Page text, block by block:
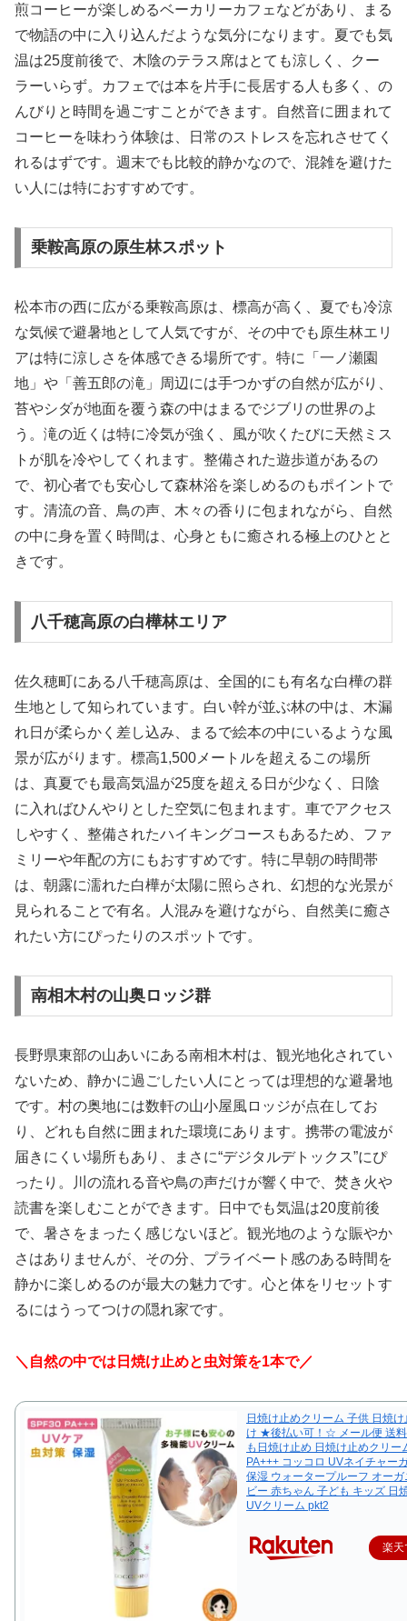
煎コーヒーが楽しめるベーカリーカフェなどがあり、まる
で物語の中に入り込んだような気分になります。夏でも気
温は25度前後で、木陰のテラス席はとても涼しく、クー
ラーいらず。カフェでは本を片手に長居する人も多く、の
んびりと時間を過ごすことができます。自然音に囲まれて
コーヒーを味わう体験は、日常のストレスを忘れさせてく
れるはずです。週末でも比較的静かなので、混雑を避けた
い人には特におすすめです。
乗鞍高原の原生林スポット
松本市の西に広がる乗鞍高原は、標高が高く、夏でも冷涼
な気候で避暑地として人気ですが、その中でも原生林エリ
アは特に涼しさを体感できる場所です。特に「一ノ瀬園
地」や「善五郎の滝」周辺には手つかずの自然が広がり、
苔やシダが地面を覆う森の中はまるでジブリの世界のよ
う。滝の近くは特に冷気が強く、風が吹くたびに天然ミス
トが肌を冷やしてくれます。整備された遊歩道があるの
で、初心者でも安心して森林浴を楽しめるのもポイントで
す。清流の音、鳥の声、木々の香りに包まれながら、自然
の中に身を置く時間は、心身ともに癒される極上のひとと
きです。
八千穂高原の白樺林エリア
佐久穂町にある八千穂高原は、全国的にも有名な白樺の群
生地として知られています。白い幹が並ぶ林の中は、木漏
れ日が柔らかく差し込み、まるで絵本の中にいるような風
景が広がります。標高1,500メートルを超えるこの場所
は、真夏でも最高気温が25度を超える日が少なく、日陰
に入ればひんやりとした空気に包まれます。車でアクセス
しやすく、整備されたハイキングコースもあるため、ファ
ミリーや年配の方にもおすすめです。特に早朝の時間帯
は、朝露に濡れた白樺が太陽に照らされ、幻想的な光景が
見られることで有名。人混みを避けながら、自然美に癒さ
れたい方にぴったりのスポットです。
南相木村の山奥ロッジ群
長野県東部の山あいにある南相木村は、観光地化されてい
ないため、静かに過ごしたい人にとっては理想的な避暑地
です。村の奥地には数軒の山小屋風ロッジが点在してお
り、どれも自然に囲まれた環境にあります。携帯の電波が
届きにくい場所もあり、まさに“デジタルデトックス”にぴ
ったり。川の流れる音や鳥の声だけが響く中で、焚き火や
読書を楽しむことができます。日中でも気温は20度前後
で、暑さをまったく感じないほど。観光地のような賑やか
さはありませんが、その分、プライベート感のある時間を
静かに楽しめるのが最大の魅力です。心と体をリセットす
るにはうってつけの隠れ家です。
＼自然の中では日焼け止めと虫対策を1本で／
日焼け止めクリーム 子供 日焼
け ★後払い可！☆ メール便 送
も日焼け止め 日焼け止めクリー
PA+++ コッコロ UVネイチャー
保湿 ウォータープルーフ オーガ
ビー 赤ちゃん 子ども キッズ 日
UVクリーム pkt2
楽天